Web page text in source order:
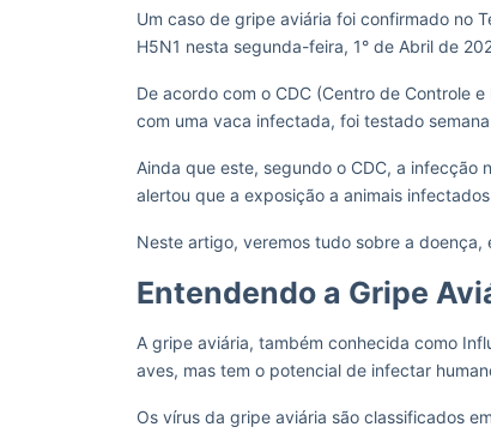
Um caso de gripe aviária foi confirmado no
H5N1 nesta segunda-feira, 1° de Abril de
De acordo com o CDC (Centro de Controle
com uma vaca infectada, foi testado
Ainda que este, segundo o CDC, a infecção
alertou que a exposição a animais
Neste artigo, veremos tudo sobre a doença,
Entendendo a Gripe
A gripe aviária, também conhecida como
aves, mas tem o potencial de infectar
Os vírus da gripe aviária são classificados